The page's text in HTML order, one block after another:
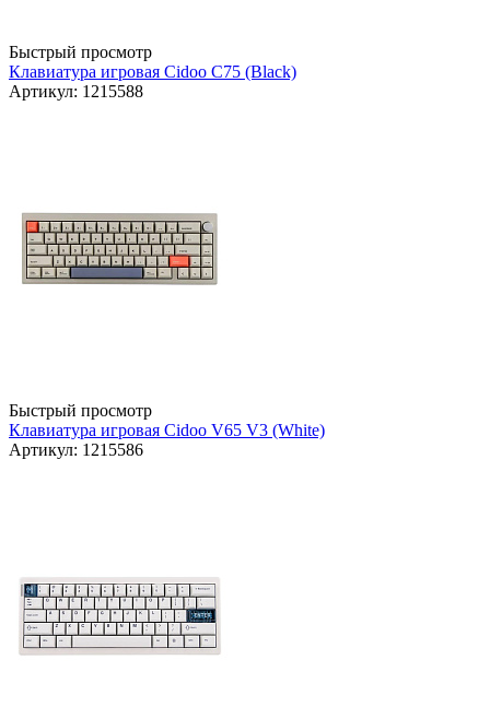
Быстрый просмотр
Клавиатура игровая Cidoo C75 (Black)
Артикул: 1215588
Быстрый просмотр
Клавиатура игровая Cidoo V65 V3 (White)
Артикул: 1215586